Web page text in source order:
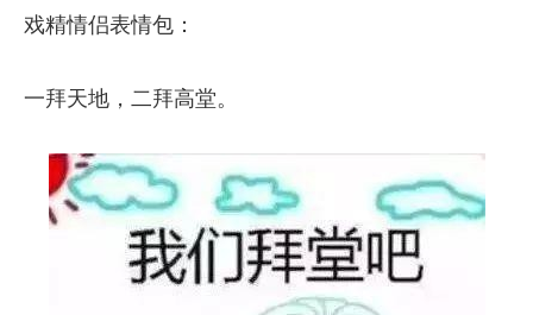
戏精情侣表情包：
一拜天地，二拜高堂。